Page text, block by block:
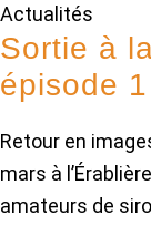
Actualités
Sortie à
épisode 1
Retour en
mars à
amateurs de